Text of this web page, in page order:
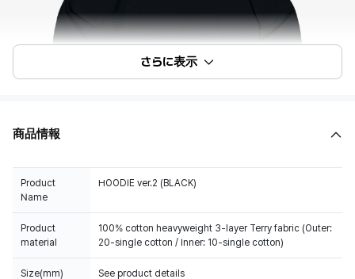
さらに表示
商品情報
Product
Name
HOODIE ver.2 (BLACK)
Product
material
100% cotton heavyweight 3-layer Terry fabric (Outer:
20-single cotton / Inner: 10-single cotton)
Size(mm) See product details